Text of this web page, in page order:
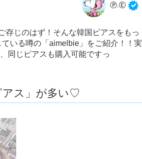
Ⓟ.Ⓔ
存じのはず！そんな韓国ピアスをもっ
いる噂の「aimelbie」をご紹介！！実
同じピアスも購入可能ですっ
アス」が多い♡